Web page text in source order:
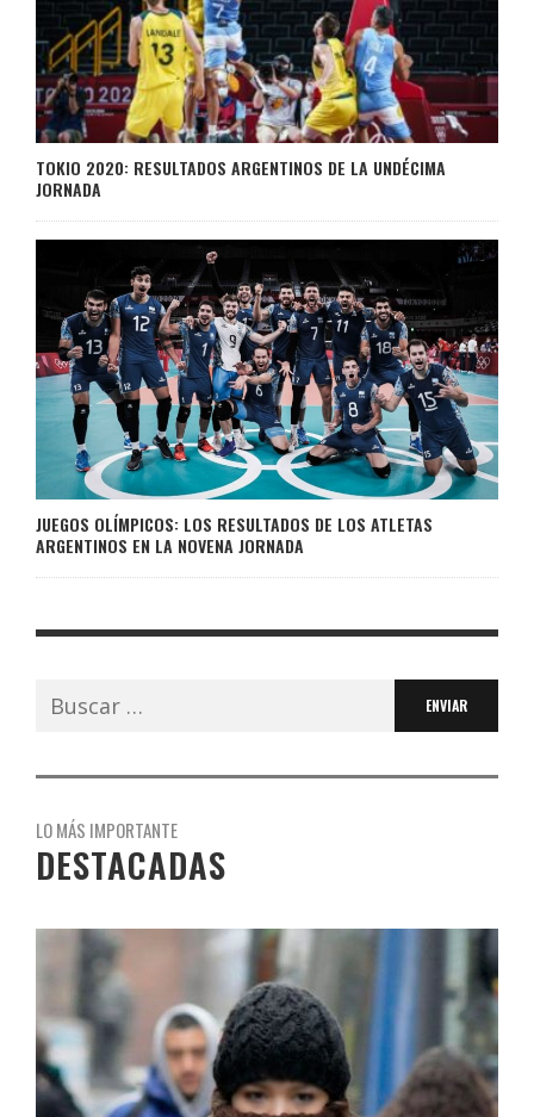
TOKIO 2020: RESULTADOS ARGENTINOS DE LA UNDÉCIMA
JORNADA
JUEGOS OLÍMPICOS: LOS RESULTADOS DE LOS ATLETAS
ARGENTINOS EN LA NOVENA JORNADA
Buscar:
LO MÁS IMPORTANTE
DESTACADAS